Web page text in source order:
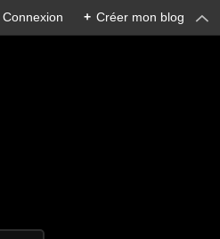
Connexion + Créer mon blog